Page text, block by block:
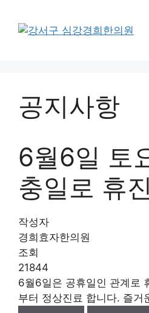
공지사항
6월6일 토
충일로 휴
작성자
경희효자한의원
조회
21844
6월6일은 공휴일인 관계로
부터 정상진료 합니다. 즐거